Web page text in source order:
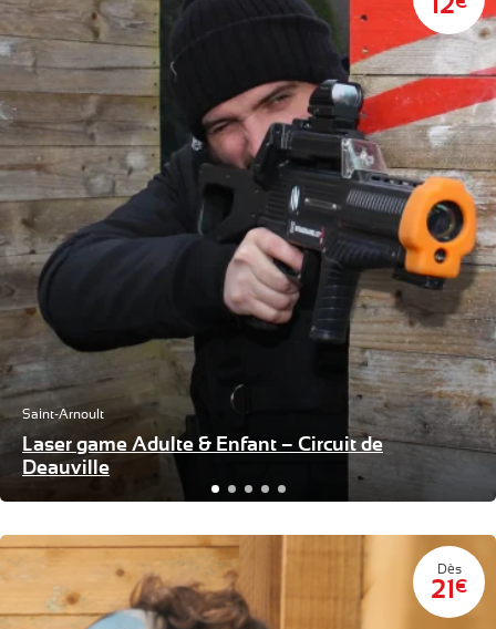
Saint-Arnoult
Laser game Adulte & Enfant – Circuit de
Deauville
Dès
21€